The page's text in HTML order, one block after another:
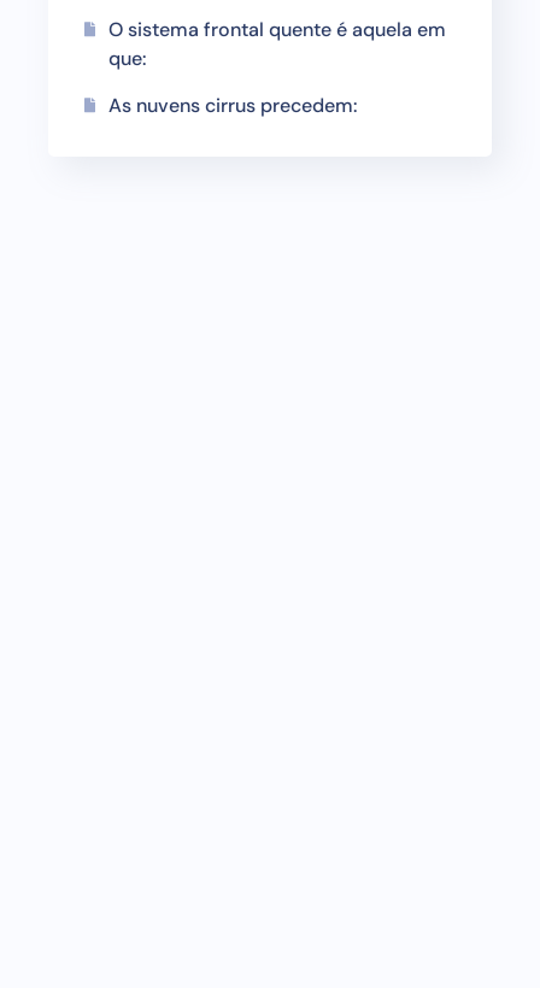
O sistema frontal quente é aquela em
que:
As nuvens cirrus precedem: